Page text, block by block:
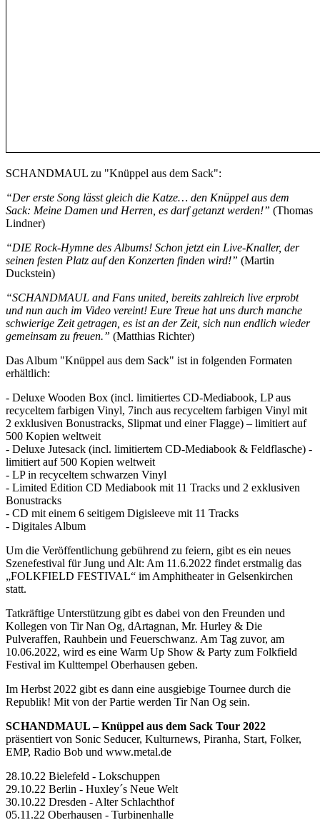
SCHANDMAUL zu "Knüppel aus dem Sack":
“Der erste Song lässt gleich die Katze… den Knüppel aus dem
Sack: Meine Damen und Herren, es darf getanzt werden!” (Thomas
Lindner)
“DIE Rock-Hymne des Albums! Schon jetzt ein Live-Knaller, der
seinen festen Platz auf den Konzerten finden wird!” (Martin
Duckstein)
“SCHANDMAUL and Fans united, bereits zahlreich live erprobt
und nun auch im Video vereint! Eure Treue hat uns durch manche
schwierige Zeit getragen, es ist an der Zeit, sich nun endlich wieder
gemeinsam zu freuen.” (Matthias Richter)
Das Album "Knüppel aus dem Sack" ist in folgenden Formaten
erhältlich:
- Deluxe Wooden Box (incl. limitiertes CD-Mediabook, LP aus
recyceltem farbigen Vinyl, 7inch aus recyceltem farbigen Vinyl mit
2 exklusiven Bonustracks, Slipmat und einer Flagge) – limitiert auf
500 Kopien weltweit
- Deluxe Jutesack (incl. limitiertem CD-Mediabook & Feldflasche) -
limitiert auf 500 Kopien weltweit
- LP in recyceltem schwarzen Vinyl
- Limited Edition CD Mediabook mit 11 Tracks und 2 exklusiven
Bonustracks
- CD mit einem 6 seitigem Digisleeve mit 11 Tracks
- Digitales Album
Um die Veröffentlichung gebührend zu feiern, gibt es ein neues
Szenefestival für Jung und Alt: Am 11.6.2022 findet erstmalig das
„FOLKFIELD FESTIVAL“ im Amphitheater in Gelsenkirchen
statt.
Tatkräftige Unterstützung gibt es dabei von den Freunden und
Kollegen von Tir Nan Og, dArtagnan, Mr. Hurley & Die
Pulveraffen, Rauhbein und Feuerschwanz. Am Tag zuvor, am
10.06.2022, wird es eine Warm Up Show & Party zum Folkfield
Festival im Kulttempel Oberhausen geben.
Im Herbst 2022 gibt es dann eine ausgiebige Tournee durch die
Republik! Mit von der Partie werden Tir Nan Og sein.
SCHANDMAUL – Knüppel aus dem Sack Tour 2022
präsentiert von Sonic Seducer, Kulturnews, Piranha, Start, Folker,
EMP, Radio Bob und www.metal.de
28.10.22 Bielefeld - Lokschuppen
29.10.22 Berlin - Huxley´s Neue Welt
30.10.22 Dresden - Alter Schlachthof
05.11.22 Oberhausen - Turbinenhalle